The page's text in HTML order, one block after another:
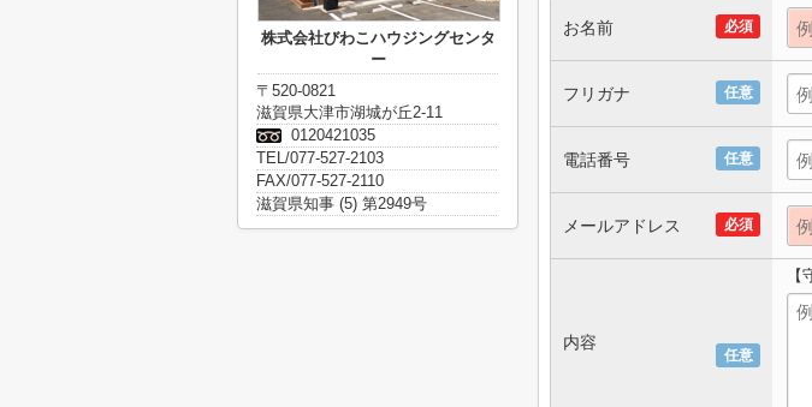
必須
お名前
任意
フリガナ
任意
電話番号
必須
メールアドレス
任意
内容
株式会社びわこハウジングセンタ
ー
〒520-0821
滋賀県大津市湖城が丘2-11
0120421035
TEL/077-527-2103
FAX/077-527-2110
滋賀県知事 (5) 第2949号